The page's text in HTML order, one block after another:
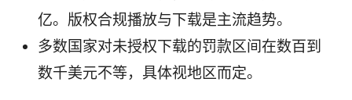
亿。版权合规播放与下载是主流趋势。
多数国家对未授权下载的罚款区间在数百到
数千美元不等，具体视地区而定。